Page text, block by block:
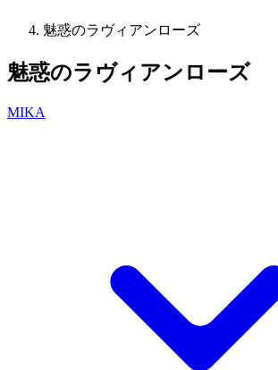
魅惑のラヴィアンローズ
魅惑のラヴィアンローズ
MIKA